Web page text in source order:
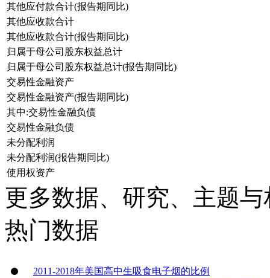
其他应付款合计(报告期同比)
其他应收款合计
其他应收款合计(报告期同比)
归属于母公司股东权益总计
归属于母公司股东权益总计(报告期同比)
交易性金融资产
交易性金融资产(报告期同比)
其中:交易性金融负债
交易性金融负债
未分配利润
未分配利润(报告期同比)
使用权资产
更多数据、研究、主题
热门数据
2011-2018年美国高中生吸食电子烟的比例